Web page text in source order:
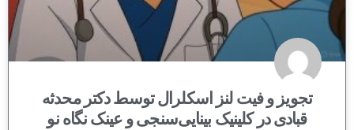
تجویز و فیت لنز اسکلرال توسط دکتر محدثه
قبادی در کلینیک بینایی‌سنجی و عینک نگاه نو